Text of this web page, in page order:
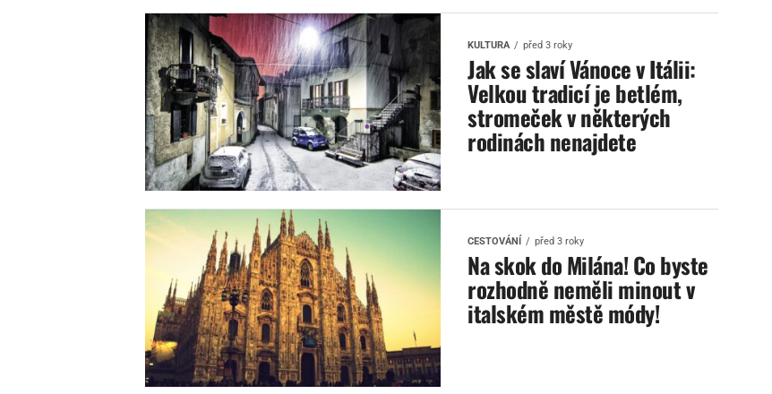
KULTURA před 3 roky
Jak se slaví Vánoce v Itálii:
Velkou tradicí je betlém,
stromeček v některých
rodinách nenajdete
CESTOVÁNÍ před 3 roky
Na skok do Milána! Co byste
rozhodně neměli minout v
italském městě módy!